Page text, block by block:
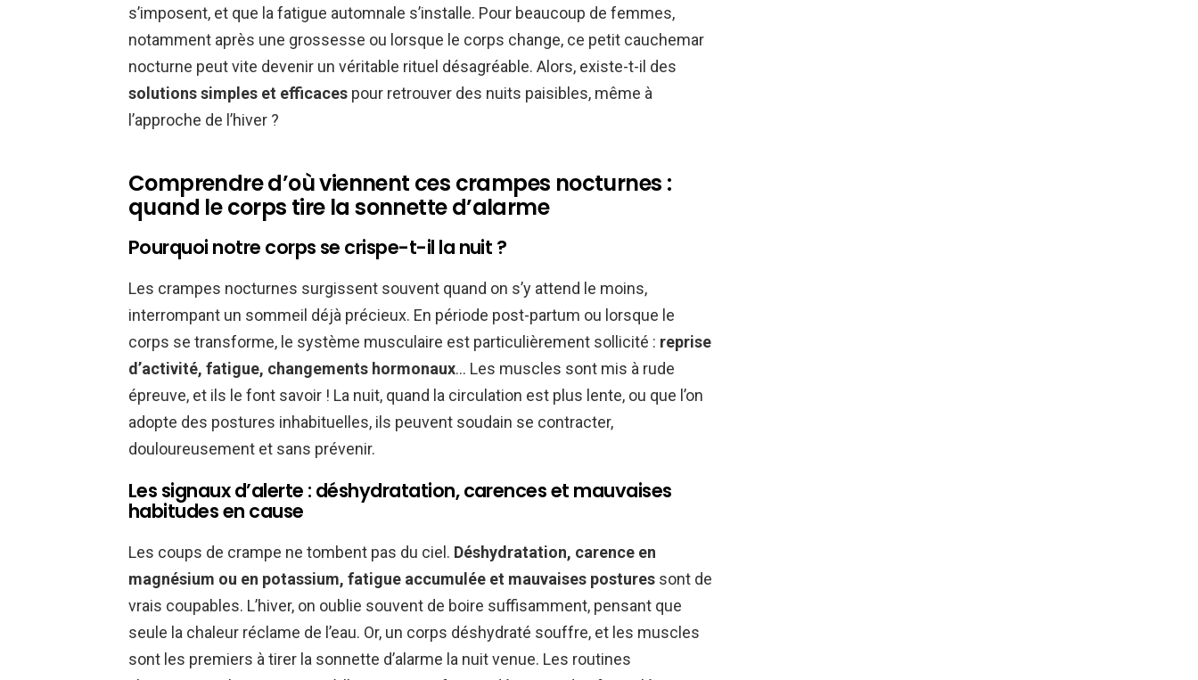
s’imposent, et que la fatigue automnale s’installe. Pour beaucoup de femmes,
notamment après une grossesse ou lorsque le corps change, ce petit cauchemar
nocturne peut vite devenir un véritable rituel désagréable. Alors, existe-t-il des
solutions simples et efficaces pour retrouver des nuits paisibles, même à
l’approche de l’hiver ?
Comprendre d’où viennent ces crampes nocturnes :
quand le corps tire la sonnette d’alarme
Pourquoi notre corps se crispe-t-il la nuit ?
Les crampes nocturnes surgissent souvent quand on s’y attend le moins,
interrompant un sommeil déjà précieux. En période post-partum ou lorsque le
corps se transforme, le système musculaire est particulièrement sollicité : reprise
d’activité, fatigue, changements hormonaux… Les muscles sont mis à rude
épreuve, et ils le font savoir ! La nuit, quand la circulation est plus lente, ou que l’on
adopte des postures inhabituelles, ils peuvent soudain se contracter,
douloureusement et sans prévenir.
Les signaux d’alerte : déshydratation, carences et mauvaises
habitudes en cause
Les coups de crampe ne tombent pas du ciel. Déshydratation, carence en
magnésium ou en potassium, fatigue accumulée et mauvaises postures sont de
vrais coupables. L’hiver, on oublie souvent de boire suffisamment, pensant que
seule la chaleur réclame de l’eau. Or, un corps déshydraté souffre, et les muscles
sont les premiers à tirer la sonnette d’alarme la nuit venue. Les routines